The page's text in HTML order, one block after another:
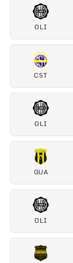
OLI
CST
OLI
GUA
OLI